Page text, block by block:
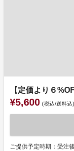
【定価より６
¥5,600 (税込/送料込)
ご提供予定時期：受注